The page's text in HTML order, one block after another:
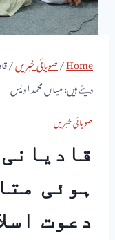
Home
/صوبائی خبریں/
دیتے ہیں: میاں محمد اویس
صوبائی خبریں
ہوئی
دعوت